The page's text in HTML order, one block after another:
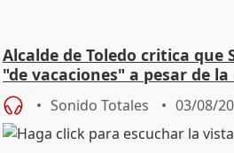
Alcalde de Toledo critica que
"de vacaciones" a pesar de
Sonido Totales 03/08/